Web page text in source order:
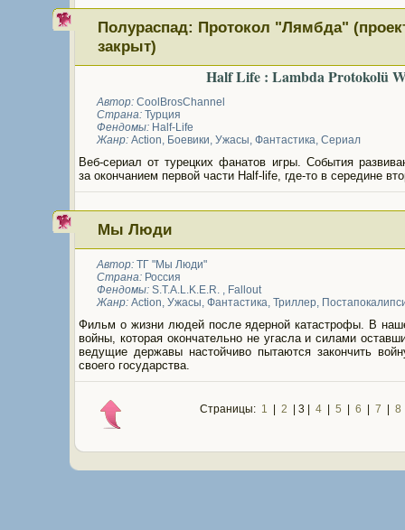
Полураспад: Протокол "Лямбда"
закрыт)
Half Life : Lambda Protokolü
Автор: CoolBrosChannel
Страна: Турция
Фендомы: Half-Life
Жанр: Action, Боевики, Ужасы, Фантастика, Сериал
Веб-сериал от турецких фанатов игры. События
за окончанием первой части Half-life, где-то в середине
Мы Люди
Автор: ТГ "Мы Люди"
Страна: Россия
Фендомы: S.T.A.L.K.E.R. , Fallout
Жанр: Action, Ужасы, Фантастика, Триллер,
Фильм о жизни людей после ядерной катастрофы. В
войны, которая окончательно не угасла и силами
ведущие державы настойчиво пытаются закончить
своего государства.
Страницы: 1 2 | 3 | 4 5 6 7 8